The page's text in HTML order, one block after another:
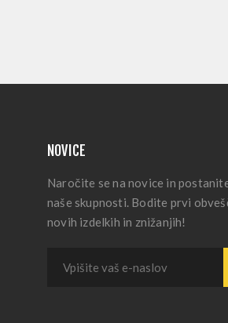
NOVICE
Naročite se na novice in
naše skupnosti. Bodite prvi
novih izdelkih in znižanjih!